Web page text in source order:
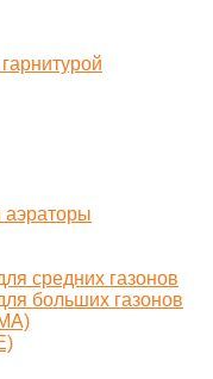
аэраторы
средних газонов
больших газонов